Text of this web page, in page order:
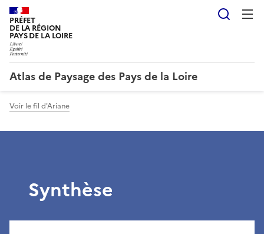
PRÉFET
DE LA RÉGION
PAYS DE LA LOIRE
Atlas de Paysage des Pays de la Loire
Voir le fil d'Ariane
Synthèse